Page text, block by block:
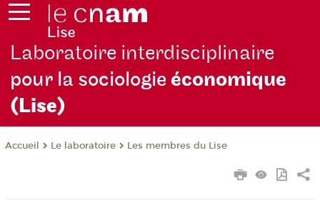
Laboratoire interdisciplinaire
pour la sociologieéconomique
(Lise)
Accueil Le laboratoire Les membres du Lise